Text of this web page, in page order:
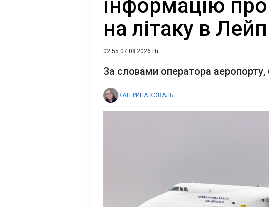
інформацію
на літаку в
02:55 07.08.2026 Пт
За словами оператора аеропорту,
КАТЕРИНА КОВАЛЬ